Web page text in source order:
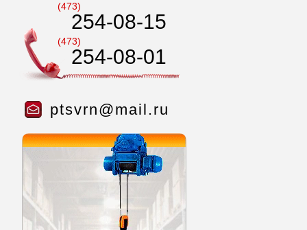
(473)
254-08-15
(473)
254-08-01
ptsvrn@mail.ru